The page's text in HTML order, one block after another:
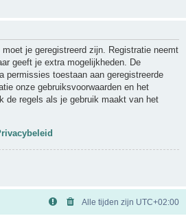
je geregistreerd zijn. Registratie neemt
geeft je extra mogelijkheden. De
permissies toestaan aan geregistreerde
onze gebruiksvoorwaarden en het
de regels als je gebruik maakt van het
Alle tijden zijn UTC+02:00